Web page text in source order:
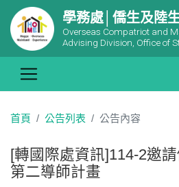
學務處│僑生及陸
Overseas Compatriot and
Advising Division, Office of
首頁 公告列表 公告內容
[轉國際處資訊]114-2邀
第二導師計畫